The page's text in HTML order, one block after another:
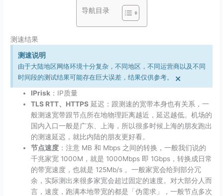
导航目录
测速结果
测速说明
由于大陆地区网络环境十分复杂，不同地区，不同运营商以及不同
时间段的测试结果可能存在巨大误差，结果仅供参考。
×
IPrisk ：IP质量
TLS RTT、HTTPS 延迟：跟测速的宽带本身也有关系，一
般测速宽带跟节点所在地物理距离越近，延迟越低。机场的
国内入口一般是广东、上海，所以很多时候上海的朋友跑出
的测速延迟，就比内陆的朋友更好看。
节点速度 ：注意 MB 和 Mbps 之间的转换，一般我们说的
千兆家宽 1000M，就是 1000Mbps 即 1Gbps，转换成日常
的带宽速度，也就是 125Mb/​s 。一般家宽会给到部分冗
余，实际测出来很多家宽会超过固定的速度。对大部分人而
言，速度，跑满本地带宽的都是「伪需求」，一般节点多次